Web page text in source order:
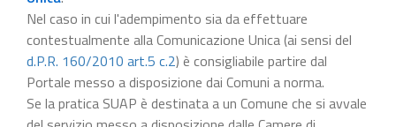
Nel caso in cui l'adempimento sia da effettuare
contestualmente alla Comunicazione Unica (ai sensi del
d.P.R. 160/2010 art.5 c.2) è consigliabile partire dal
Portale messo a disposizione dai Comuni a norma.
Se la pratica SUAP è destinata a un Comune che si avvale